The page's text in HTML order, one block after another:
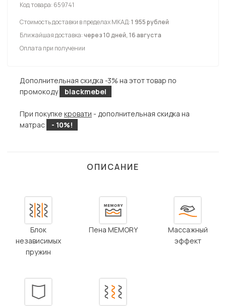
Код товара: 659741
Стоимость доставки в пределах МКАД:1 955 рублей
Ближайшая доставка:через 10 дней, 16 августа
Оплата при получении
Дополнительная скидка -3% на этот товар по
промокоду
blackmebel
При покупке кровати - дополнительная скидка на
матрас
- 10%!
ОПИСАНИЕ
Блок
независимых
пружин
Пена MEMORY
Массажный
эффект